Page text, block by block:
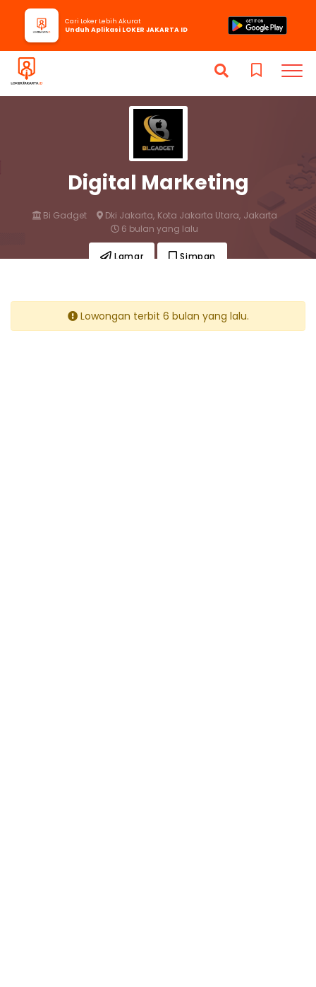
Digital Marketing
Bi Gadget Dki Jakarta, Kota Jakarta Utara, Jakarta
6 bulan yang lalu
Lamar Simpan
Cari Loker Lebih Akurat
Unduh Aplikasi LOKER JAKARTA ID
Lowongan terbit 6 bulan yang lalu.